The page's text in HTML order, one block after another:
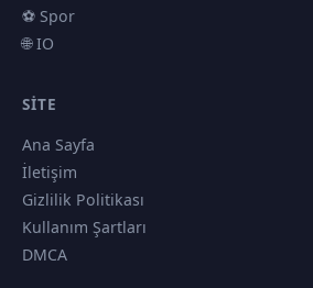
⚽ Spor
🌐 IO
SITE
Ana Sayfa
İletişim
Gizlilik Politikası
Kullanım Şartları
DMCA